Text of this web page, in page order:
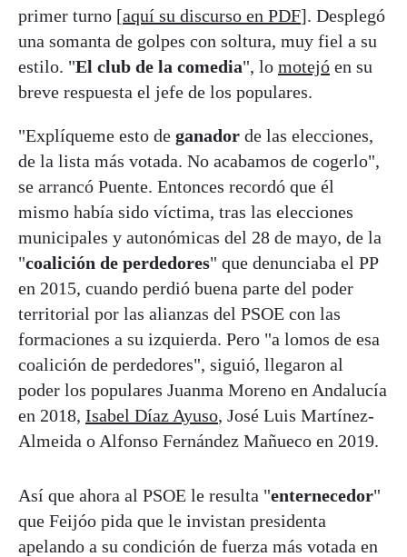
primer turno [aquí su discurso en PDF]. Desplegó
una somanta de golpes con soltura, muy fiel a su
estilo. "El club de la comedia", lo motejó en su
breve respuesta el jefe de los populares.
"Explíqueme esto de ganador de las elecciones,
de la lista más votada. No acabamos de cogerlo",
se arrancó Puente. Entonces recordó que él
mismo había sido víctima, tras las elecciones
municipales y autonómicas del 28 de mayo, de la
"coalición de perdedores" que denunciaba el PP
en 2015, cuando perdió buena parte del poder
territorial por las alianzas del PSOE con las
formaciones a su izquierda. Pero "a lomos de esa
coalición de perdedores", siguió, llegaron al
poder los populares Juanma Moreno en Andalucía
en 2018, Isabel Díaz Ayuso, José Luis Martínez-
Almeida o Alfonso Fernández Mañueco en 2019.
Así que ahora al PSOE le resulta "enternecedor"
que Feijóo pida que le invistan presidenta
apelando a su condición de fuerza más votada en